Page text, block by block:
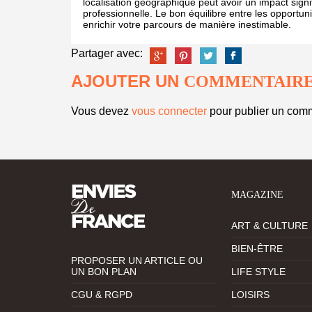
professionnelle. Le bon équilibre entre les
enrichir votre parcours de manière inestimable.
Partager avec:
AJOUTER UN
Vous devez vous connecter pour publier un
PROPOSER UN ARTICLE OU
UN BON PLAN
CGU & RGPD
MAGAZINE
ART & CULTURE
BIEN-ÊTRE
LIFE STYLE
LOISIRS